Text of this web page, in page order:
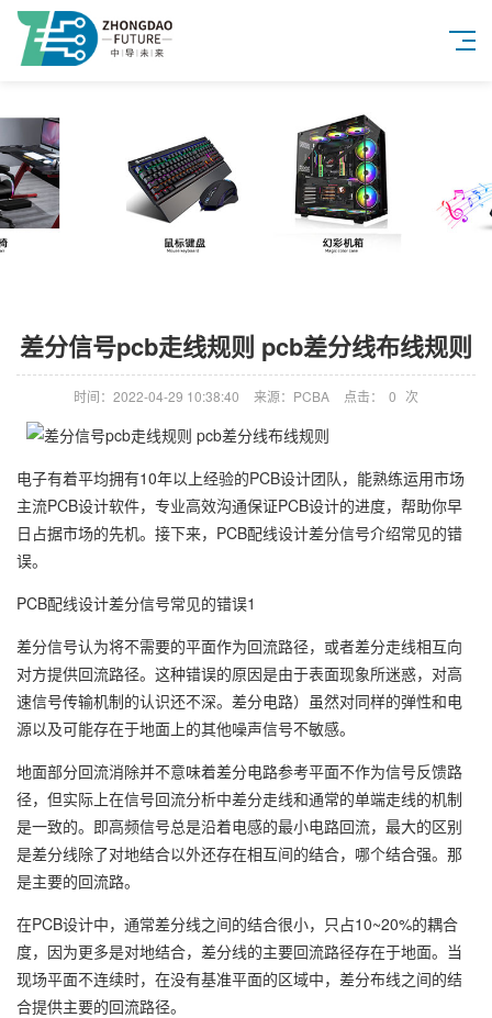
差分信号pcb走线规则 pcb差分线布线规则
时间：2022-04-29 10:38:40 来源：PCBA 点击： 0 次
电子有着平均拥有10年以上经验的PCB设计团队，能熟练运用市场
主流PCB设计软件，专业高效沟通保证PCB设计的进度，帮助你早
日占据市场的先机。接下来，PCB配线设计差分信号介绍常见的错
误。
PCB配线设计差分信号常见的错误1
差分信号认为将不需要的平面作为回流路径，或者差分走线相互向
对方提供回流路径。这种错误的原因是由于表面现象所迷惑，对高
速信号传输机制的认识还不深。差分电路）虽然对同样的弹性和电
源以及可能存在于地面上的其他噪声信号不敏感。
地面部分回流消除并不意味着差分电路参考平面不作为信号反馈路
径，但实际上在信号回流分析中差分走线和通常的单端走线的机制
是一致的。即高频信号总是沿着电感的最小电路回流，最大的区别
是差分线除了对地结合以外还存在相互间的结合，哪个结合强。那
是主要的回流路。
在PCB设计中，通常差分线之间的结合很小，只占10~20%的耦合
度，因为更多是对地结合，差分线的主要回流路径存在于地面。当
现场平面不连续时，在没有基准平面的区域中，差分布线之间的结
合提供主要的回流路径。